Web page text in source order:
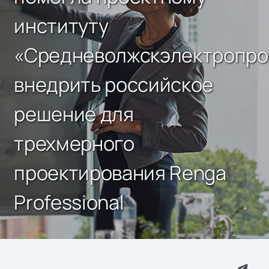
институту
внедрить российское
решение для
трехмерного
проектирования Renga
Professional